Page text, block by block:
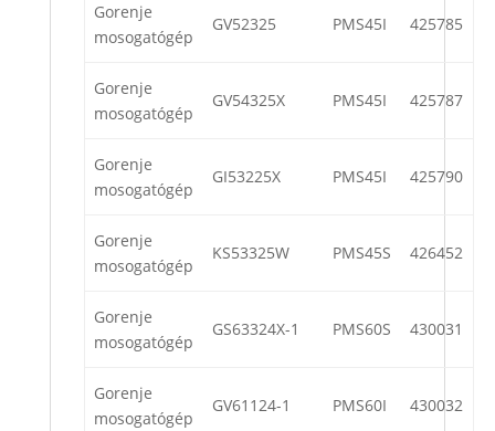
Gorenje
mosogatógép
GV52325 PMS45I 425785
Gorenje
mosogatógép
GV54325X PMS45I 425787
Gorenje
mosogatógép
GI53225X PMS45I 425790
Gorenje
mosogatógép
KS53325W PMS45S 426452
Gorenje
mosogatógép
GS63324X-1 PMS60S 430031
Gorenje
mosogatógép
GV61124-1 PMS60I 430032